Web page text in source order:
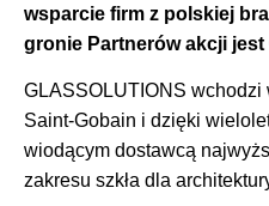
wsparcie firm z polskiej
gronie Partnerów akcji jest
GLASSOLUTIONS wchodzi
Saint-Gobain i dzięki
wiodącym dostawcą
zakresu szkła dla